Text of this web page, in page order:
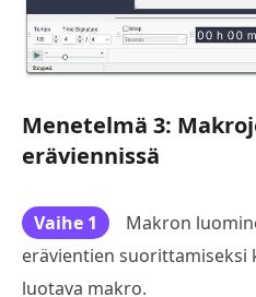
Menetelmä 3:
eräviennissä
Vaihe 1 Makron
erävientien suorittamiseksi
luotava makro.